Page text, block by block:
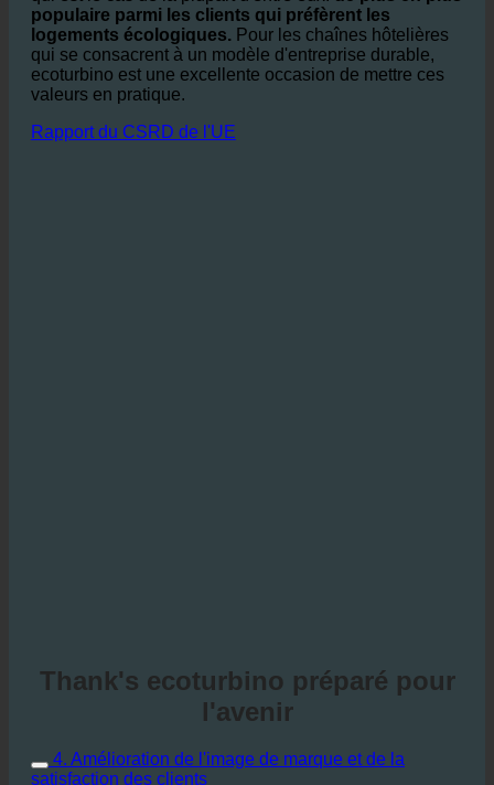
Les hôtels qui utilisent ecoturbino peuvent mettre en
avant leur engagement en faveur de la durabilité, ce
qui est le cas de la plupart d'entre eux.de plus en plus
populaire parmi les clients qui préfèrent les
logements écologiques.
ecoturbino est une excellente occasion de mettre ces
l'avenir